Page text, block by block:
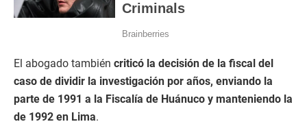
El abogado también criticó la decisión de la fiscal del
caso de dividir la investigación por años, enviando la
parte de 1991 a la Fiscalía de Huánuco y manteniendo la
de 1992 en Lima.